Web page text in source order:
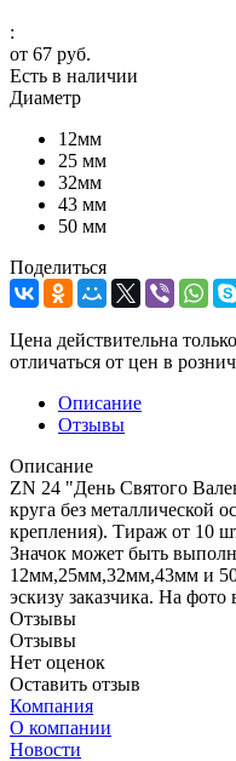
:
от 67 руб.
Есть в наличии
Диаметр
12мм
25 мм
32мм
43 мм
50 мм
Поделиться
Цена действительна
отличаться от цен в
Описание
Отзывы
Описание
ZN 24 "День Святого
круга без металлической
крепления). Тираж от 10
Значок может быть
12мм,25мм,32мм,43мм и
эскизу заказчика. На
Отзывы
Отзывы
Нет оценок
Оставить отзыв
Компания
О компании
Новости